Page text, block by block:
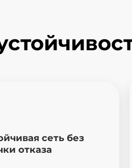
сеть без
отказа